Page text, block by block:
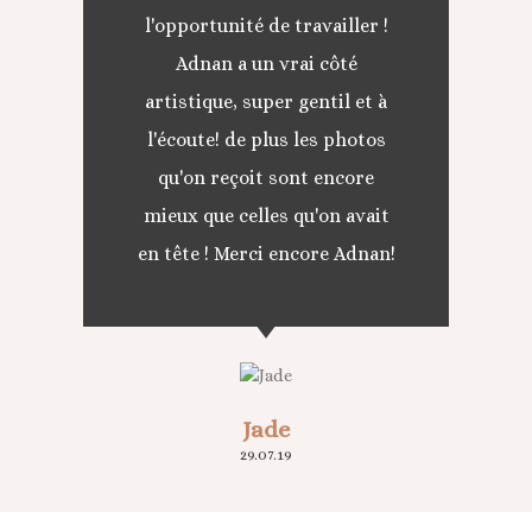
l'opportunité de travailler !
Adnan a un vrai côté
artistique, super gentil et à
l'écoute! de plus les photos
qu'on reçoit sont encore
mieux que celles qu'on avait
en tête ! Merci encore Adnan!
Jade
29.07.19